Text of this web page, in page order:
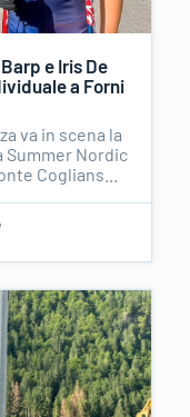
e Iris De
a Forni
va in scena la
Summer Nordic
Coglians...